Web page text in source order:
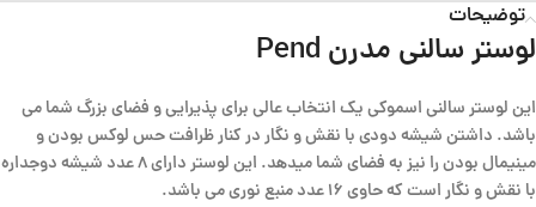
توضیحات
لوستر سالنی مدرن Pend
این لوستر سالنی اسموکی یک انتخاب عالی برای پذیرایی و فضای بزرگ شما می
باشد. داشتن شیشه دودی با نقش و نگار در کنار ظرافت حس لوکس بودن و
مینیمال بودن را نیز به فضای شما میدهد. این لوستر دارای 8 عدد شیشه دوجداره
با نقش و نگار است که حاوی 16 عدد منبع نوری می باشد.